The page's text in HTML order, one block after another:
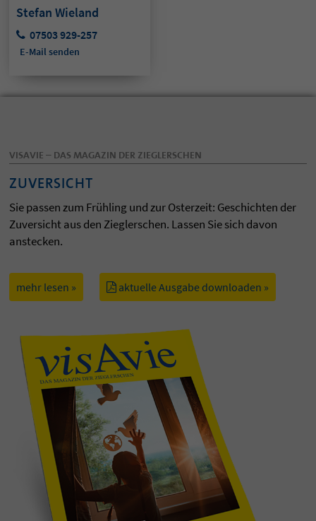
Stefan Wieland
07503 929-257
E-Mail senden
VISAVIE – DAS MAGAZIN DER ZIEGLERSCHEN
ZUVERSICHT
Sie passen zum Frühling und zur Osterzeit: Geschichten der
Zuversicht aus den Zieglerschen. Lassen Sie sich davon
anstecken.
mehr lesen » aktuelle Ausgabe downloaden »